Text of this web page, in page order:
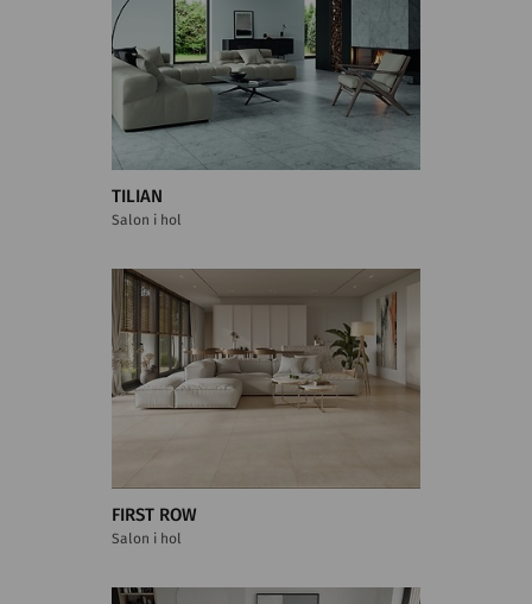
TILIAN
Salon i hol
FIRST ROW
Salon i hol